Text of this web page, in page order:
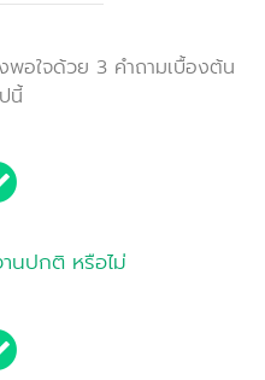
งพอใจด้วย 3 คำถามเบื้องต้น
นี้
นปกติ หรือไม่